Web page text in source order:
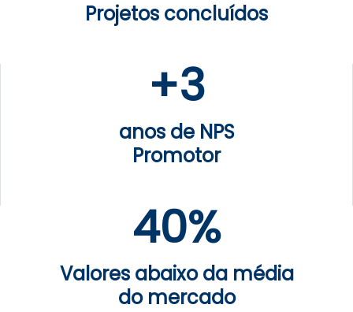
Projetos concluídos
+3
anos de NPS
Promotor
40%
Valores abaixo da média
do mercado